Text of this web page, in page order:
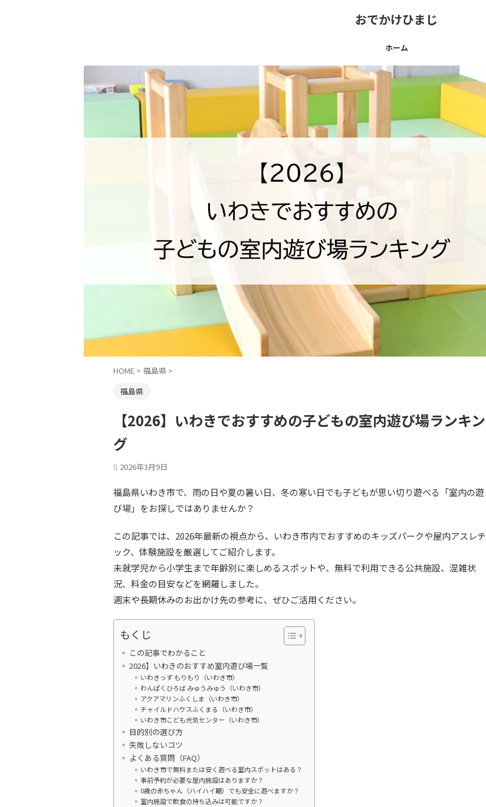
おでかけひまじ
ホーム
HOME > 福島県 >
福島県
【2026】いわきでおすすめの子どもの室内遊び場ランキン
グ
2026年3月9日
福島県いわき市で、雨の日や夏の暑い日、冬の寒い日でも子どもが思い切り遊べる「室内の遊
び場」をお探しではありませんか？
この記事では、2026年最新の視点から、いわき市内でおすすめのキッズパークや屋内アスレチ
ック、体験施設を厳選してご紹介します。
未就学児から小学生まで年齢別に楽しめるスポットや、無料で利用できる公共施設、混雑状
況、料金の目安などを網羅しました。
週末や長期休みのお出かけ先の参考に、ぜひご活用ください。
もくじ
この記事でわかること
2026】いわきのおすすめ室内遊び場一覧
いわきっず もりもり（いわき市）
わんぱくひろば みゅうみゅう（いわき市）
アクアマリンふくしま（いわき市）
チャイルドハウスふくまる（いわき市）
いわき市こども元気センター（いわき市）
目的別の選び方
失敗しないコツ
よくある質問（FAQ）
いわき市で無料または安く遊べる室内スポットはある？
事前予約が必要な屋内施設はありますか？
0歳の赤ちゃん（ハイハイ期）でも安全に遊べますか？
室内施設で飲食の持ち込みは可能ですか？